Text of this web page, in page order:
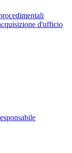
d'ufficio